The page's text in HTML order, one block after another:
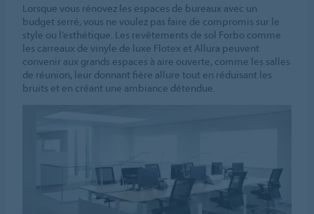
Lorsque vous rénovez les espaces de bureaux avec un
budget serré, vous ne voulez pas faire de compromis sur le
style ou l’esthétique. Les revêtements de sol Forbo comme
les carreaux de vinyle de luxe Flotex et Allura peuvent
convenir aux grands espaces à aire ouverte, comme les salles
de réunion, leur donnant fière allure tout en réduisant les
bruits et en créant une ambiance détendue.